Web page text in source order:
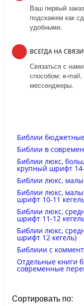
Ваш первый
подскажем как
удобными.
ВСЕГДА НА СВЯЗИ
Связаться с
способом: e-
мессенджеры.
Библии
Библии в
Библии люкс,
крупный шрифт
Библии люкс,
Библии люкс,
шрифт 10-11
Библии люкс,
шрифт 11-12
Библии люкс,
шрифт 12 кегель)
Библиии с
Отдельные книги
современные
Сортировать по: